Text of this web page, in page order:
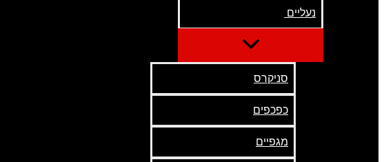
נעליים
סניקרס
כפכפים
מגפיים